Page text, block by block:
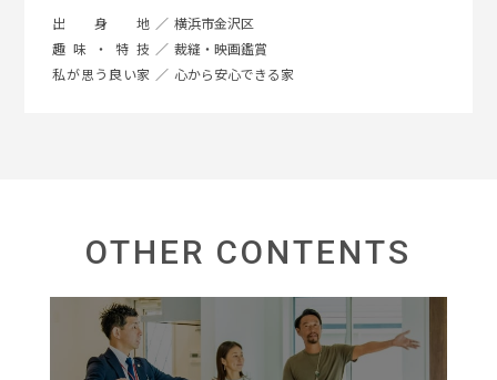
出身地
横浜市金沢区
趣味・特技
裁縫・映画鑑賞
私が思う良い家
心から安心できる家
OTHER CONTENTS